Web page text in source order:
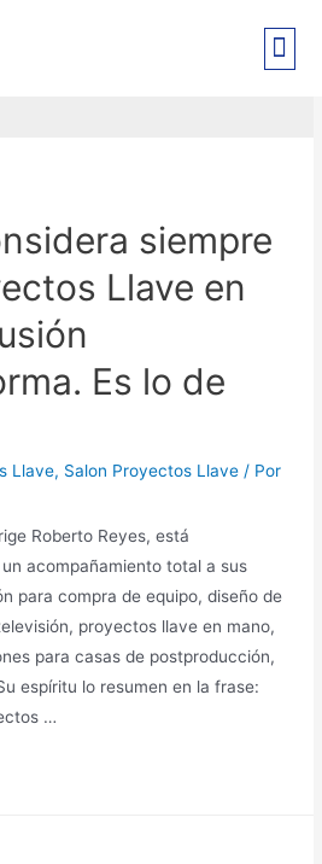
siempre
Llave en
Es lo de
Llave, Salon Proyectos Llave / Por
Roberto Reyes, está
acompañamiento total a sus
para compra de equipo, diseño de
proyectos llave en mano,
para casas de postproducción,
espíritu lo resumen en la frase:
…